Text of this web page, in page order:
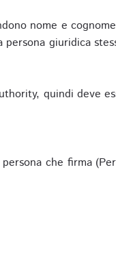
nome e
giuridica
quindi deve
che firma